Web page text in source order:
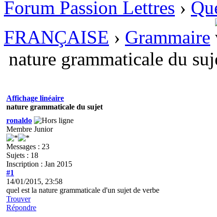
Forum Passion Lettres ›
FRANÇAISE › Grammaire
nature grammaticale du
Affichage linéaire
nature grammaticale du sujet
ronaldo
Membre Junior
Messages : 23
Sujets : 18
Inscription : Jan 2015
#1
14/01/2015, 23:58
quel est la nature grammaticale d'un sujet de verbe
Trouver
Répondre